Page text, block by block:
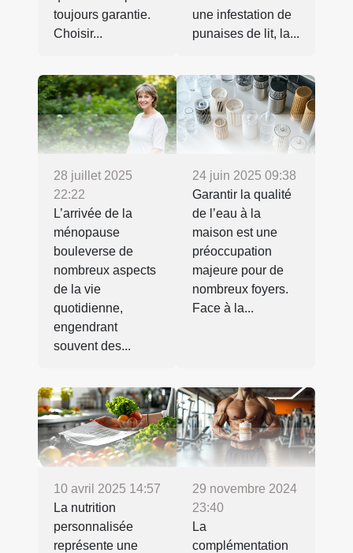
toujours garantie.
Choisir...
une infestation de
punaises de lit, la...
28 juillet 2025
22:22
L’arrivée de la
ménopause
bouleverse de
nombreux aspects
de la vie
quotidienne,
engendrant
souvent des...
24 juin 2025 09:38
Garantir la qualité
de l’eau à la
maison est une
préoccupation
majeure pour de
nombreux foyers.
Face à la...
10 avril 2025 14:57
La nutrition
personnalisée
représente une
29 novembre 2024
23:40
La
complémentation